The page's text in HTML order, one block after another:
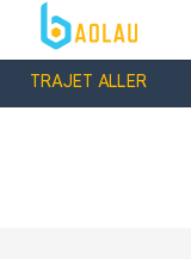
TRAJET ALLER